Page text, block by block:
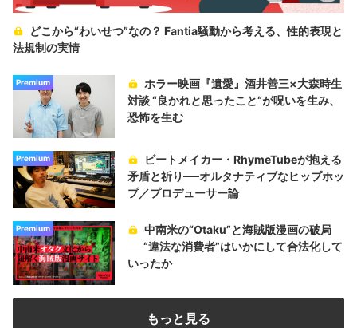
どこから“わいせつ”なの？ Fantia騒動から考える、性的表現と
法規制の実情
Premium
ホラー映画『遺愛』酒井善三×大森時生
対談 “良かれと思ったこと“が呪いを生み、
恐怖を生む
Premium
ビートメイカー・RhymeTubeが抱える
矛盾と祈り──オルタナティブなヒップホッ
プ／プロデューサー論
Premium
中南米の“Otaku”と海賊版漫画の破局
──“違法な消費者”はいかにして合法化して
いったか
もっと見る